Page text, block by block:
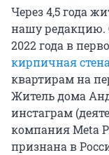
Через 4,5 года
нашу редакцию.
2022 года в
кирпичная
квартирам на
Житель дома
инстаграм
компания Meta
признана в